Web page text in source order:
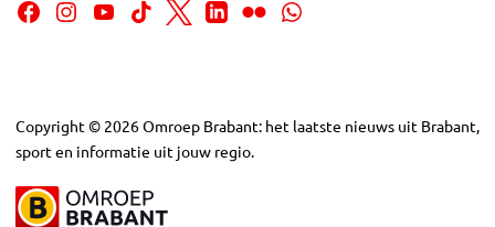
Copyright © 2026Omroep Brabant: het laatste nieuws uit Brabant,
sport en informatie uit jouw regio.